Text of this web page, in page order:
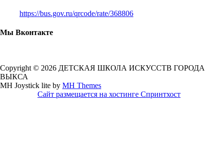
https://bus.gov.ru/qrcode/rate/368806
Мы Вконтакте
Copyright © 2026 ДЕТСКАЯ ШКОЛА ИСКУССТВ ГОРОДА
ВЫКСА
MH Joystick lite by MH Themes
Сайт размещается на хостинге Спринтхост